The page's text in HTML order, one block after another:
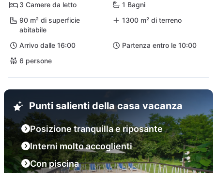
3 Camere da letto
1 Bagni
90 m² di superficie
abitabile
1300 m² di terreno
Arrivo dalle 16:00
Partenza entro le 10:00
6 persone
Punti salienti della casa vacanza
Posizione tranquilla e riposante
Interni molto accoglienti
Con piscina